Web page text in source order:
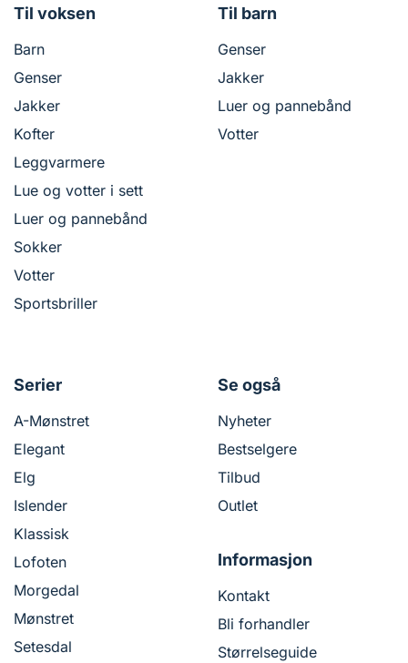
Til voksen
Barn
Genser
Jakker
Kofter
Leggvarmere
Lue og votter i sett
Luer og pannebånd
Sokker
Votter
Sportsbriller
Til barn
Genser
Jakker
Luer og pannebånd
Votter
Serier
A-Mønstret
Elegant
Elg
Islender
Klassisk
Lofoten
Morgedal
Mønstret
Setesdal
Se også
Nyheter
Bestselgere
Tilbud
Outlet
Informasjon
Kontakt
Bli forhandler
Størrelseguide